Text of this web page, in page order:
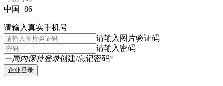
中国+86
请输入真实手机号
请输入图片验证码
请输入密码
一周内保持登录创建/忘记密码?
企业登录